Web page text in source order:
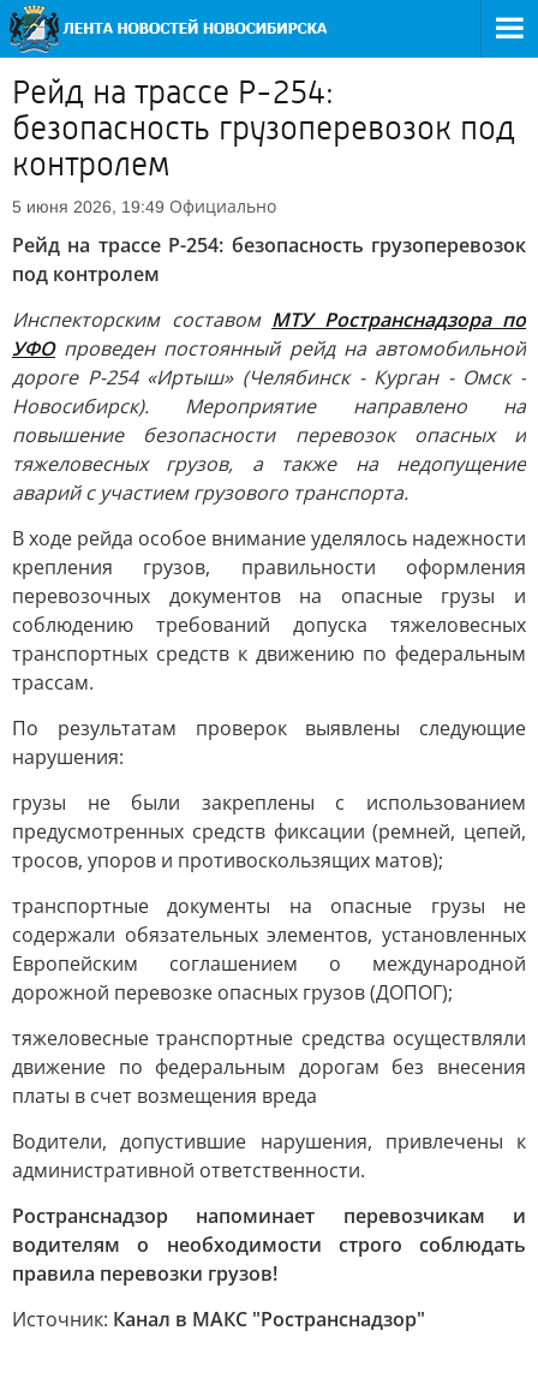
Рейд на трассе Р-254:
безопасность грузоперевозок под
контролем
5 июня 2026, 19:49 Официально
Рейд на трассе Р-254: безопасность грузоперевозок
под контролем
Инспекторским составом МТУ Ространснадзора по
УФОпроведен постоянный рейд на автомобильной
дороге Р-254 «Иртыш» (Челябинск - Курган - Омск -
Новосибирск). Мероприятие направлено на
повышение безопасности перевозок опасных и
тяжеловесных грузов, а также на недопущение
аварий с участием грузового транспорта.
В ходе рейда особое внимание уделялось надежности
крепления грузов, правильности оформления
перевозочных документов на опасные грузы и
соблюдению требований допуска тяжеловесных
транспортных средств к движению по федеральным
трассам.
По результатам проверок выявлены следующие
нарушения:
грузы не были закреплены с использованием
предусмотренных средств фиксации (ремней, цепей,
тросов, упоров и противоскользящих матов);
транспортные документы на опасные грузы не
содержали обязательных элементов, установленных
Европейским соглашением о международной
дорожной перевозке опасных грузов (ДОПОГ);
тяжеловесные транспортные средства осуществляли
движение по федеральным дорогам без внесения
платы в счет возмещения вреда
Водители, допустившие нарушения, привлечены к
административной ответственности.
Ространснадзор напоминает перевозчикам и
водителям о необходимости строго соблюдать
правила перевозки грузов!
Источник: Канал в МАКС "Ространснадзор"